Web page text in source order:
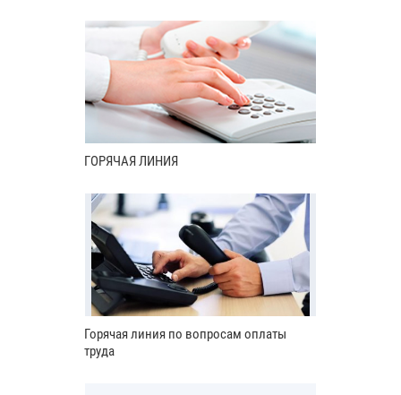
ГОРЯЧАЯ ЛИНИЯ
Горячая линия по вопросам оплаты
труда